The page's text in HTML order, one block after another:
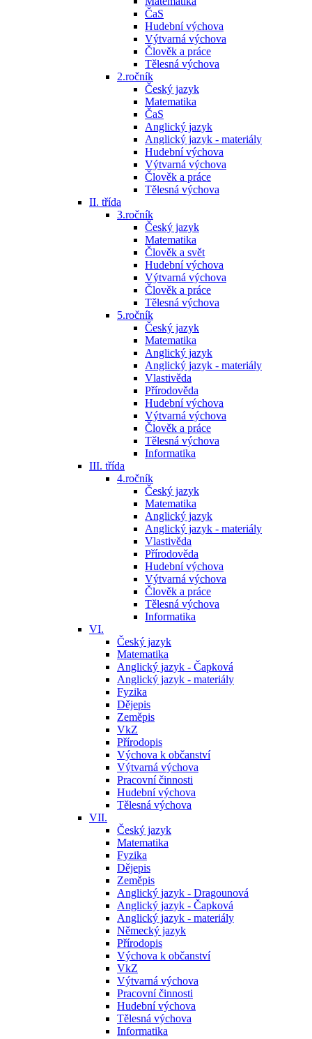
ČaS
Hudební výchova
Výtvarná výchova
Člověk a práce
Tělesná výchova
2.ročník
Český jazyk
Matematika
ČaS
Anglický jazyk
Anglický jazyk - materiály
Hudební výchova
Výtvarná výchova
Člověk a práce
Tělesná výchova
II. třída
3.ročník
Český jazyk
Matematika
Člověk a svět
Hudební výchova
Výtvarná výchova
Člověk a práce
Tělesná výchova
5.ročník
Český jazyk
Matematika
Anglický jazyk
Anglický jazyk - materiály
Vlastivěda
Přírodověda
Hudební výchova
Výtvarná výchova
Člověk a práce
Tělesná výchova
Informatika
III. třída
4.ročník
Český jazyk
Matematika
Anglický jazyk
Anglický jazyk - materiály
Vlastivěda
Přírodověda
Hudební výchova
Výtvarná výchova
Člověk a práce
Tělesná výchova
Informatika
VI.
Český jazyk
Matematika
Anglický jazyk - Čapková
Anglický jazyk - materiály
Fyzika
Dějepis
Zeměpis
VkZ
Přírodopis
Výchova k občanství
Výtvarná výchova
Pracovní činnosti
Hudební výchova
Tělesná výchova
VII.
Český jazyk
Matematika
Fyzika
Dějepis
Zeměpis
Anglický jazyk - Dragounová
Anglický jazyk - Čapková
Anglický jazyk - materiály
Německý jazyk
Přírodopis
Výchova k občanství
VkZ
Výtvarná výchova
Pracovní činnosti
Hudební výchova
Tělesná výchova
Informatika